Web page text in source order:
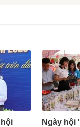
Ngày hội